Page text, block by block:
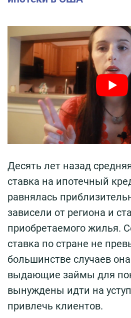
Десять лет назад
ставка на ипотечный
равнялась
зависели от региона и
приобретаемого жилья.
ставка по стране не
большинстве случаев
выдающие займы для
вынуждены идти на
привлечь клиентов.